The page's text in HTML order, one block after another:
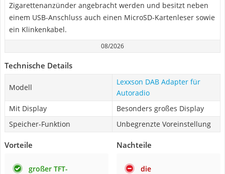
Zigarettenanzünder angebracht werden und besitzt neben
einem USB-Anschluss auch einen MicroSD-Kartenleser sowie
ein Klinkenkabel.
08/2026
Technische Details
Modell
Lexxson DAB Adapter für
Autoradio
Mit Display
Besonders großes Display
Speicher-Funktion
Unbegrenzte Voreinstellung
Vorteile
großer TFT-
Nachteile
die